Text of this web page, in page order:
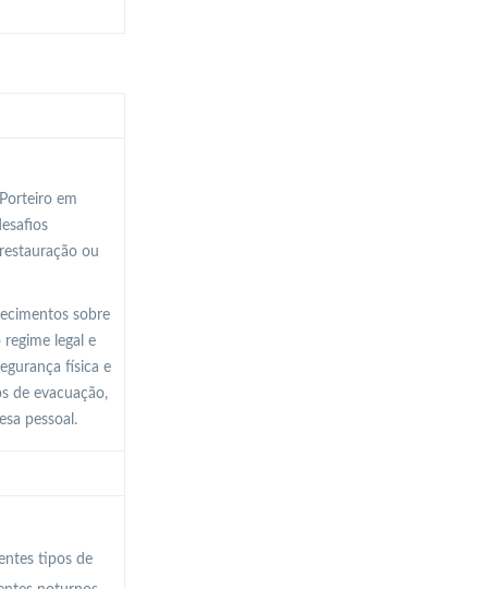
em
ou
sobre
legal e
física e
de evacuação,
pessoal.
tipos de